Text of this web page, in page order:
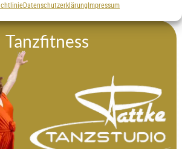
DatenschutzerklärungImpressum
Tanzfitness